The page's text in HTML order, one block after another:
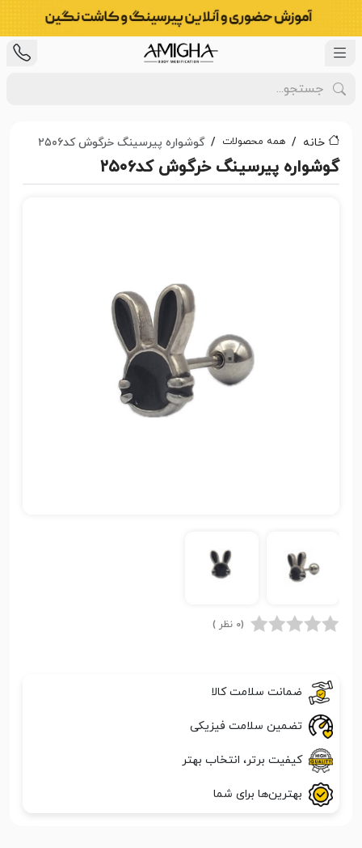
خانه همه محصولات گوشواره پیرسینگ خرگوش کد۲۵۰۶
گوشواره پیرسینگ خرگوش کد۲۵۰۶
(0 نظر )
ضمانت سلامت کالا
تضمین سلامت فیزیکی
کیفیت برتر، انتخاب بهتر
بهترین‌ها برای شما